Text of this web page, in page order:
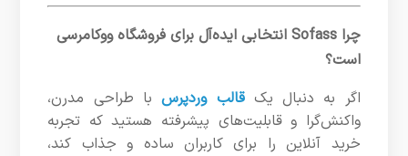
چرا Sofass انتخابی ایده‌آل برای فروشگاه ووکامرسی
است؟
اگر به دنبال یکقالب وردپرسبا طراحی مدرن،
واکنش‌گرا و قابلیت‌های پیشرفته هستید که تجربه
خرید آنلاین را برای کاربران ساده و جذاب کند،